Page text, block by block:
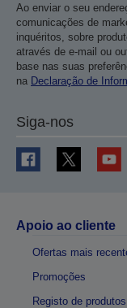
Ao enviar o seu
comunicações de
inquéritos, sobre
através de e-mail ou
base nas suas
na Declaração de
Siga-nos
Apoio ao cliente
Ofertas mais
Promoções
Registo de produtos